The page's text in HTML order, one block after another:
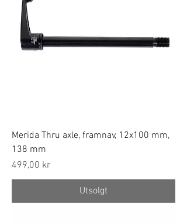
Merida Thru axle, framnav, 12x100 mm,
138 mm
Price
499,00 kr
Utsolgt